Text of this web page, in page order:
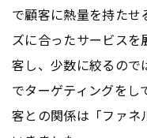
で顧客に熱量を持たせ
ズに合ったサービス
客し、少数に絞るので
でターゲティングをし
客との関係は「ファネ